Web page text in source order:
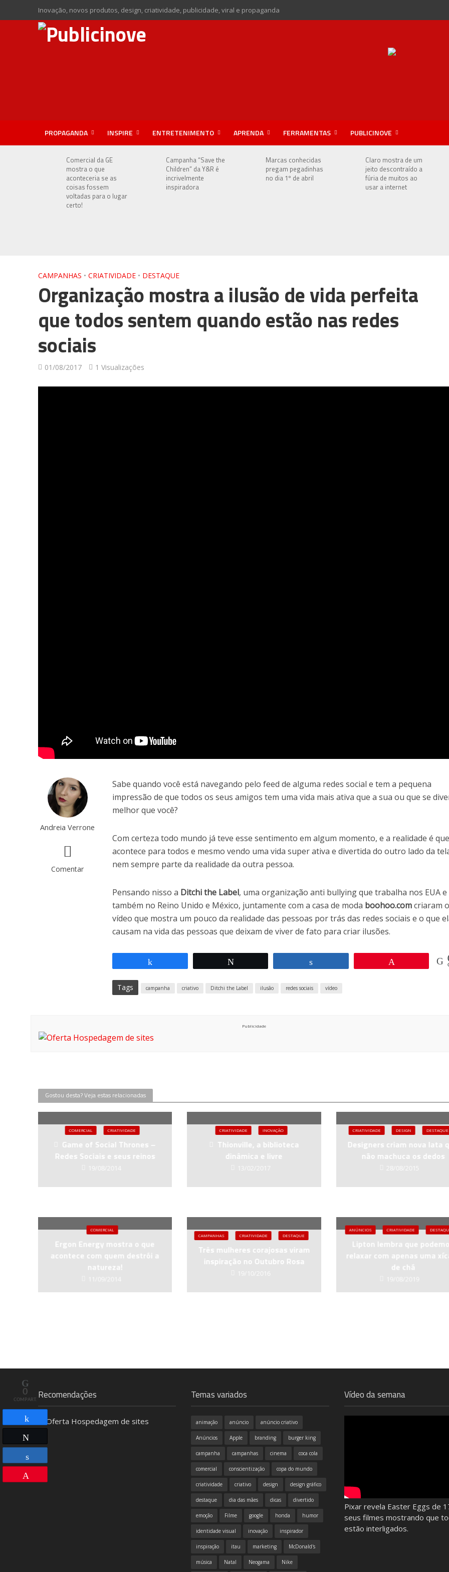
Inovação, novos produtos, design, criatividade, publicidade, viral e propaganda
PROPAGANDA INSPIRE ENTRETENIMENTO APRENDA FERRAMENTAS PUBLICINOVE
Comercial da GE
mostra o que
aconteceria se as
coisas fossem
voltadas para o lugar
certo!
Campanha “Save the
Children” da Y&R é
incrivelmente
inspiradora
Marcas conhecidas
pregam pegadinhas
no dia 1º de abril
Claro mostra de um
jeito descontraído a
fúria de muitos ao
usar a internet
CAMPANHAS • CRIATIVIDADE • DESTAQUE
Organização mostra a ilusão de vida perfeita
que todos sentem quando estão nas redes
sociais
01/08/2017 1 Visualizações
Andreia Verrone
Comentar
Sabe quando você está navegando pelo feed de alguma redes social e tem a pequena
impressão de que todos os seus amigos tem uma vida mais ativa que a sua ou que se
melhor que você?
Com certeza todo mundo já teve esse sentimento em algum momento, e a realidade é
acontece para todos e mesmo vendo uma vida super ativa e divertida do outro lado da
nem sempre parte da realidade da outra pessoa.
Pensando nisso a Ditchi the Label, uma organização anti bullying que trabalha nos EUA e
também no Reino Unido e México, juntamente com a casa de moda boohoo.comcriaram o
vídeo que mostra um pouco da realidade das pessoas por trás das redes sociais e o que
causam na vida das pessoas que deixam de viver de fato para criar ilusões.
Tags campanha criativo Ditchi the Label ilusão redes sociais vídeo
Publicidade
Gostou desta? Veja estas relacionadas
COMERCIAL CRIATIVIDADE
Game of Social Thrones –
Redes Sociais e seus reinos
19/08/2014
CRIATIVIDADE INOVAÇÃO
Thionville, a biblioteca
dinâmica e livre
13/02/2017
CRIATIVIDADE DESIGN DESTAQUE
Designers criam nova lata
não machuca os dedos
28/08/2015
COMERCIAL
Ergon Energy mostra o que
acontece com quem destrói a
natureza!
CAMPANHAS CRIATIVIDADE DESTAQUE
Três mulheres corajosas viram
inspiração no Outubro Rosa
19/10/2016
ANÚNCIOS CRIATIVIDADE
Lipton lembra que
relaxar com apenas uma
de chá
Recomendações Temas variados
animação anúncio anúncio criativo
Anúncios Apple branding burger king
campanha campanhas cinema coca cola
comercial conscientização copa do mundo
criatividade criativo design design gráfico
destaque dia das mães dicas divertido
emoção Filme google honda humor
identidade visual inovação inspirador
inspiração itau marketing McDonald's
música Natal Neogama Nike
Vídeo da semana
Pixar revela Easter Eggs de
seus filmes mostrando que
estão interligados.
0
COMPART.
Compartilhar
Compartilhar